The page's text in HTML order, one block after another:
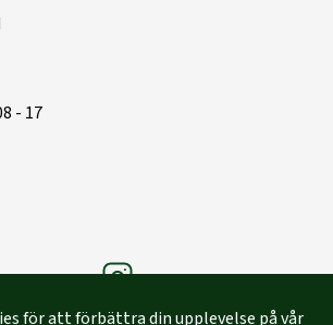
- 17
Träbolagets instagram